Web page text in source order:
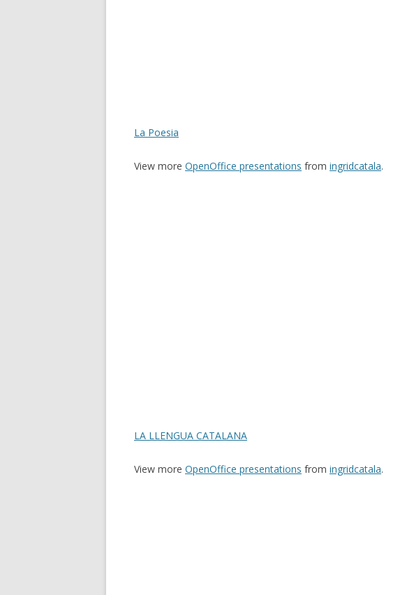
La Poesia
View more OpenOffice presentations from ingridcatala.
LA LLENGUA CATALANA
View more OpenOffice presentations from ingridcatala.